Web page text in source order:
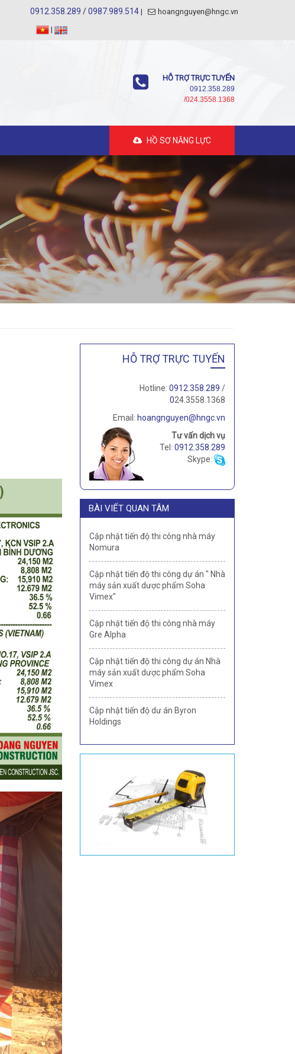
0912.358.289 /0987.989.514
hoangnguyen@hngc.vn
|
HỖ TRỢ TRỰC TUYẾN
0912.358.289
/024.3558.1368
HỒ SƠ NĂNG LỰC
HỖ TRỢ TRỰC TUYẾN
Hotline: 0912.358.289 /
024.3558.1368
Email: hoangnguyen@hngc.vn
Tư vấn dịch vụ
Tel: 0912.358.289
Skype:
BÀI VIẾT QUAN TÂM
Cập nhật tiến độ thi công nhà máy
Nomura
Cập nhật tiến độ thi công dự án " Nhà
máy sản xuất dược phẩm Soha
Vimex"
Cập nhật tiến độ thi công nhà máy
Gre Alpha
Cập nhật tiến độ thi công dự án Nhà
máy sản xuất dược phẩm Soha
Vimex
Cập nhật tiến độ dư án Byron
Holdings